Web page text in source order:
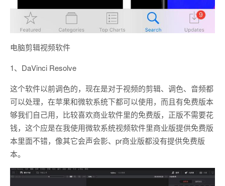
电脑剪辑视频软件
1、DaVinci Resolve
这个软件以前调色的，现在是对于视频的剪辑、调色、音频都
可以处理，在苹果和微软系统下都可以使用，而且有免费版本
够我们自己用，比较喜欢商业软件里的免费版，正版不需要花
钱，这个应是在我使用微软系统视频软件里商业版提供免费版
本里面不错，像其它会声会影、pr商业版都没有提供免费版
本。